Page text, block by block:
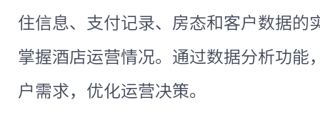
住信息、支付记录、房态和客户数据的
掌握酒店运营情况。通过数据分析功能
户需求，优化运营决策。